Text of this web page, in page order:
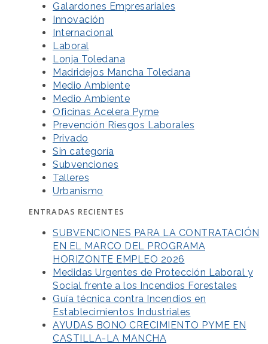
Galardones Empresariales
Innovación
Internacional
Laboral
Lonja Toledana
Madridejos Mancha Toledana
Medio Ambiente
Medio Ambiente
Oficinas Acelera Pyme
Prevención Riesgos Laborales
Privado
Sin categoría
Subvenciones
Talleres
Urbanismo
ENTRADAS RECIENTES
SUBVENCIONES PARA LA CONTRATACIÓN
EN EL MARCO DEL PROGRAMA
HORIZONTE EMPLEO 2026
Medidas Urgentes de Protección Laboral y
Social frente a los Incendios Forestales
Guía técnica contra Incendios en
Establecimientos Industriales
AYUDAS BONO CRECIMIENTO PYME EN
CASTILLA-LA MANCHA